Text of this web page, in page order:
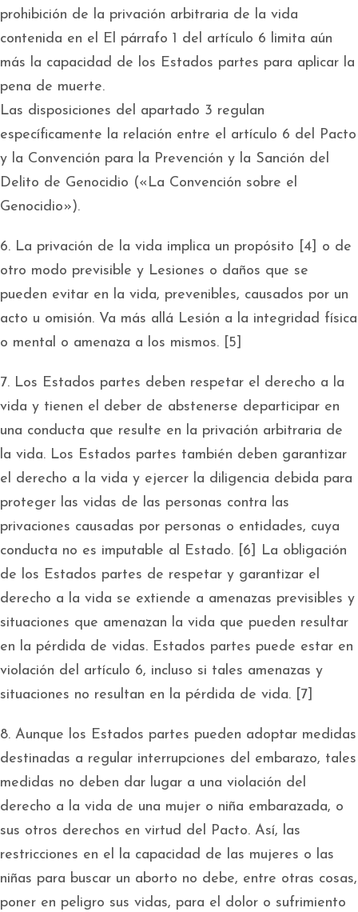
prohibición de la privación arbitraria de la vida
contenida en el El párrafo 1 del artículo 6 limita aún
más la capacidad de los Estados partes para aplicar la
pena de muerte.
Las disposiciones del apartado 3 regulan
específicamente la relación entre el artículo 6 del Pacto
y la Convención para la Prevención y la Sanción del
Delito de Genocidio («La Convención sobre el
Genocidio»).
6. La privación de la vida implica un propósito [4] o de
otro modo previsible y Lesiones o daños que se
pueden evitar en la vida, prevenibles, causados ​​por un
acto u omisión. Va más allá Lesión a la integridad física
o mental o amenaza a los mismos. [5]
7. Los Estados partes deben respetar el derecho a la
vida y tienen el deber de abstenerse departicipar en
una conducta que resulte en la privación arbitraria de
la vida. Los Estados partes también deben garantizar
el derecho a la vida y ejercer la diligencia debida para
proteger las vidas de las personas contra las
privaciones causadas por personas o entidades, cuya
conducta no es imputable al Estado. [6] La obligación
de los Estados partes de respetar y garantizar el
derecho a la vida se extiende a amenazas previsibles y
situaciones que amenazan la vida que pueden resultar
en la pérdida de vidas. Estados partes puede estar en
violación del artículo 6, incluso si tales amenazas y
situaciones no resultan en la pérdida de vida. [7]
8. Aunque los Estados partes pueden adoptar medidas
destinadas a regular interrupciones del embarazo, tales
medidas no deben dar lugar a una violación del
derecho a la vida de una mujer o niña embarazada, o
sus otros derechos en virtud del Pacto. Así, las
restricciones en el la capacidad de las mujeres o las
niñas para buscar un aborto no debe, entre otras cosas,
poner en peligro sus vidas, para el dolor o sufrimiento